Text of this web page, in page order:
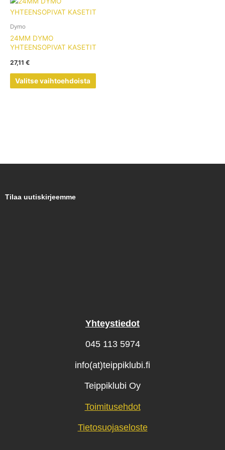
Dymo
24MM DYMO
YHTEENSOPIVAT KASETIT
27,11 €
Valitse vaihtoehdoista
tuotteella
muunnelma.
tuotteen
Tilaa uutiskirjeemme
Yhteystiedot
045 113 5974
info(at)teippiklubi.fi
Teippiklubi Oy
Toimitusehdot
Tietosuojaseloste